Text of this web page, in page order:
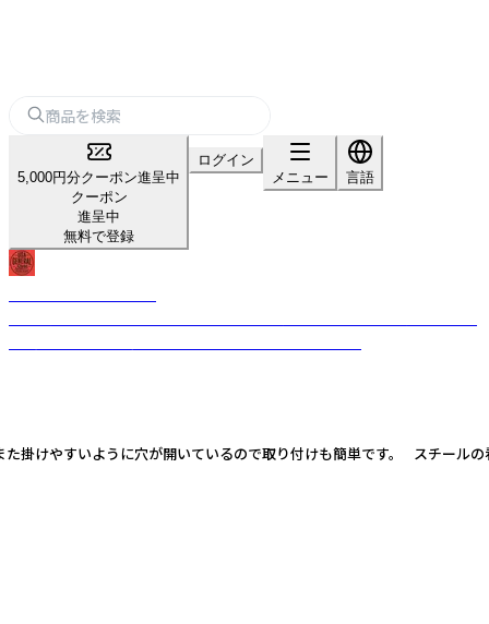
5,000円分クーポン進呈中
クーポン
進呈中
無料で登録
ログイン
メニュー
言語
掛けやすいように穴が開いているので取り付けも簡単です。 ス